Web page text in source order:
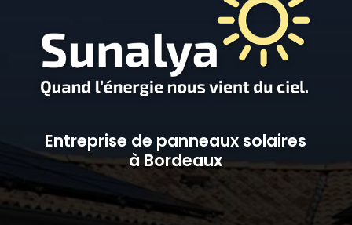
Entreprise de panneaux solaires
à Bordeaux